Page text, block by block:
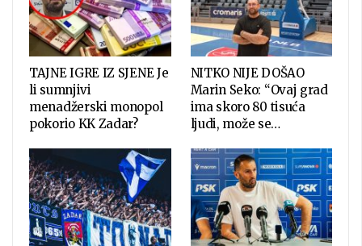
TAJNE IGRE IZ SJENE Je
li sumnjivi
menadžerski monopol
pokorio KK Zadar?
NITKO NIJE DOŠAO
Marin Seko: “Ovaj grad
ima skoro 80 tisuća
ljudi, može se…